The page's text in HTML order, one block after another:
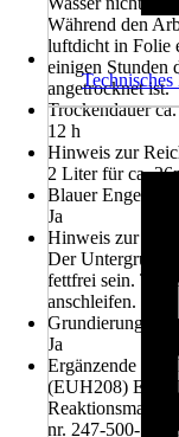
Während den
luftdicht in Folie
einigen Stunden
angetrocknet ist.
Trockendauer ca.
12 h
Hinweis zur
2 Liter für ca.
Blauer Engel
Ja
Hinweis zur
Der Untergrund
fettfrei sein.
anschleifen.
Grundierung
Ja
Ergänzende
(EUH208)
nr. 247-500-7]